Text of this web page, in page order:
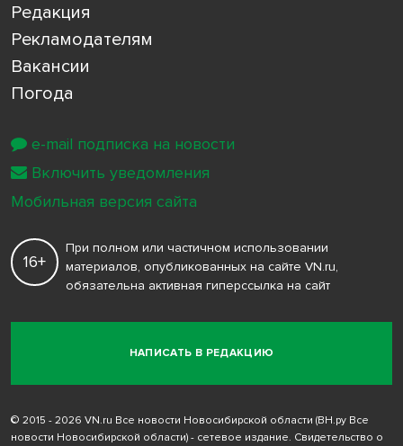
Редакция
Рекламодателям
Вакансии
Погода
НАПИСАТЬ В РЕДАКЦИЮ
16+
При полном или частичном использовании
материалов, опубликованных на сайте VN.ru,
обязательна активная гиперссылка на сайт
© 2015 - 2026 VN.ru Все новости Новосибирской области (ВН.ру Все
новости Новосибирской области) - сетевое издание. Свидетельство о
e-mail подписка на новости
Включить уведомления
Мобильная версия сайта